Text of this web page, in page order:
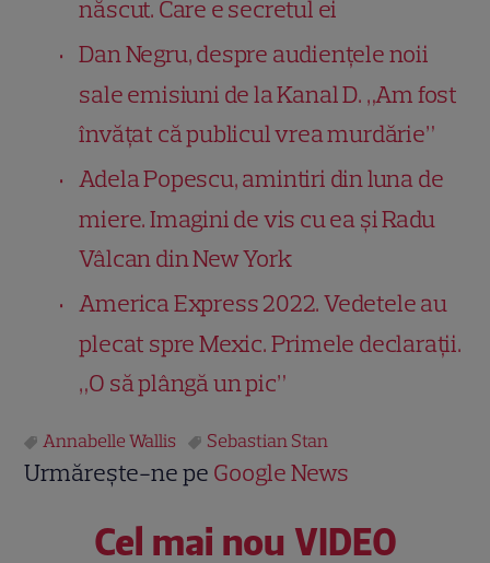
născut. Care e secretul ei
Dan Negru, despre audiențele noii
sale emisiuni de la Kanal D. „Am fost
învățat că publicul vrea murdărie”
Adela Popescu, amintiri din luna de
miere. Imagini de vis cu ea și Radu
Vâlcan din New York
America Express 2022. Vedetele au
plecat spre Mexic. Primele declarații.
„O să plângă un pic”
Annabelle Wallis Sebastian Stan
Urmărește-ne pe Google News
Cel mai nou VIDEO